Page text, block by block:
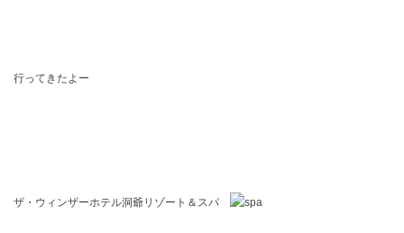
行ってきたよー
ザ・ウィンザーホテル洞爺リゾート＆スパ